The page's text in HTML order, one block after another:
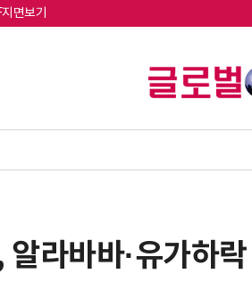
면보기
라바바·유가하